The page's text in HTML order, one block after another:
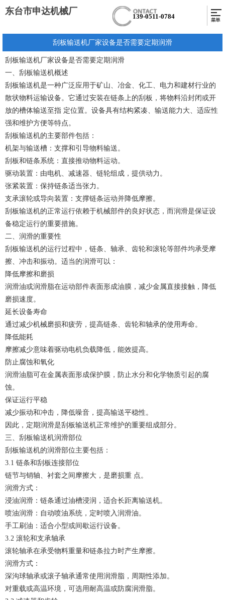
东台市申达机械厂
139-0511-0784
刮板输送机厂家设备是否需要定期润滑
刮板输送机厂家设备是否需要定期润滑
一、刮板输送机概述
刮板输送机是一种广泛应用于矿山、冶金、化工、电力和建材行业的
散状物料运输设备。它通过安装在链条上的刮板，将物料沿封闭或开
放的槽体输送至指 定位置。设备具有结构紧凑、输送能力大、适应性
强和维护方便等特点。
刮板输送机的主要部件包括：
机架与输送槽：支撑和引导物料输送。
刮板和链条系统：直接推动物料运动。
驱动装置：由电机、减速器、链轮组成，提供动力。
张紧装置：保持链条适当张力。
支承滚轮或导向装置：支撑链条运动并降低摩擦。
刮板输送机的正常运行依赖于机械部件的良好状态，而润滑是保证设
备稳定运行的重要措施。
二、润滑的重要性
刮板输送机的运行过程中，链条、轴承、齿轮和滚轮等部件均承受摩
擦、冲击和振动。适当的润滑可以：
降低摩擦和磨损
润滑油或润滑脂在运动部件表面形成油膜，减少金属直接接触，降低
磨损速度。
延长设备寿命
通过减少机械磨损和疲劳，提高链条、齿轮和轴承的使用寿命。
降低能耗
摩擦减少意味着驱动电机负载降低，能效提高。
防止腐蚀和氧化
润滑油脂可在金属表面形成保护膜，防止水分和化学物质引起的腐
蚀。
保证运行平稳
减少振动和冲击，降低噪音，提高输送平稳性。
因此，定期润滑是刮板输送机正常维护的重要组成部分。
三、刮板输送机润滑部位
刮板输送机的润滑部位主要包括：
3.1 链条和刮板连接部位
链节与销轴、衬套之间摩擦大，是磨损重 点。
润滑方式：
浸油润滑：链条通过油槽浸润，适合长距离输送机。
喷油润滑：自动喷油系统，定时喷入润滑油。
手工刷油：适合小型或间歇运行设备。
3.2 滚轮和支承轴承
滚轮轴承在承受物料重量和链条拉力时产生摩擦。
润滑方式：
深沟球轴承或滚子轴承通常使用润滑脂，周期性添加。
对重载或高温环境，可选用耐高温或防腐润滑脂。